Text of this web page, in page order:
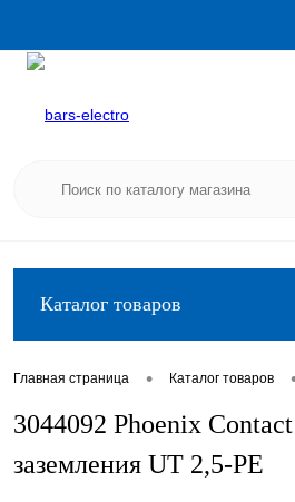
Каталог товаров
Главная страница • Каталог товаров
3044092 Phoenix
заземления UT 2,5-PE